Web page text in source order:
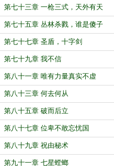
第七十三章 一枪三式，天外有天
第七十五章 丛林杀戮，谁是傻子
第七十七章 圣盾，十字剑
第七十九章 我不信
第八十一章 唯有力量真实不虚
第八十三章 何去何从
第八十五章 破而后立
第八十七章 位卑不敢忘忧国
第八十九章 祝由秘术
第九十一章 七星螳螂